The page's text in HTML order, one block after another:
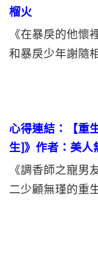
榴火
《在暴戾的他懷
和暴戾少年謝隨
心得連結：【重
生]》作者：美人
《調香師之寵
二少顧無瑾的重